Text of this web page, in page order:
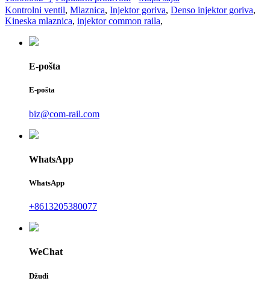
Kontrolni ventil, Mlaznica, Injektor goriva, Denso injektor goriva,
Kineska mlaznica, injektor common raila,
E-pošta
E-pošta
biz@com-rail.com
WhatsApp
WhatsApp
+8613205380077
WeChat
Džudi